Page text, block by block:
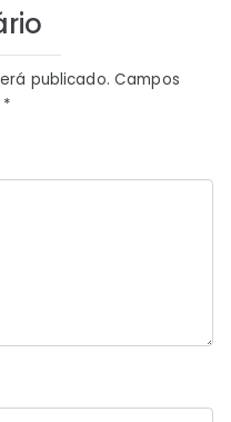
publicado. Campos
*